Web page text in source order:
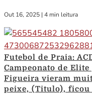
Out 16, 2025 | 4 min leitura
Futebol de Praia:
Campeonato de
Figueira vieram
peixe, (Titulo), ficou